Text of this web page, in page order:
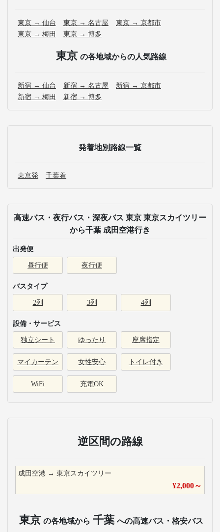
東京 → 仙台 東京 → 名古屋
東京 → 京都市
東京 → 梅田
東京 → 博多
東京 の各地域からの人気路線
新宿 → 仙台 新宿 → 名古屋
新宿 → 京都市
新宿 → 梅田
新宿 → 博多
発着地別路線一覧
東京発 千葉着
高速バス・夜行バス・深夜バス 東京 東京スカイツリー
から千葉 成田空港行き
出発便
昼行便 夜行便
バスタイプ
2列 3列 4列
設備・サービス
独立シート ゆったり 座席指定
マイカーテン 女性安心 トイレ付き
WiFi 充電OK
逆区間の路線
成田空港 → 東京スカイツリー
¥2,000～
東京 の各地域から 千葉 への高速バス・格安バス